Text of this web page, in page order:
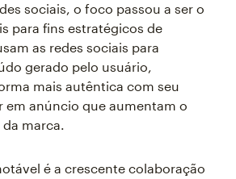
sociais, o foco passou a ser o
para fins estratégicos de
as redes sociais para
gerado pelo usuário,
mais autêntica com seu
em anúncio que aumentam o
marca.
é a crescente colaboração